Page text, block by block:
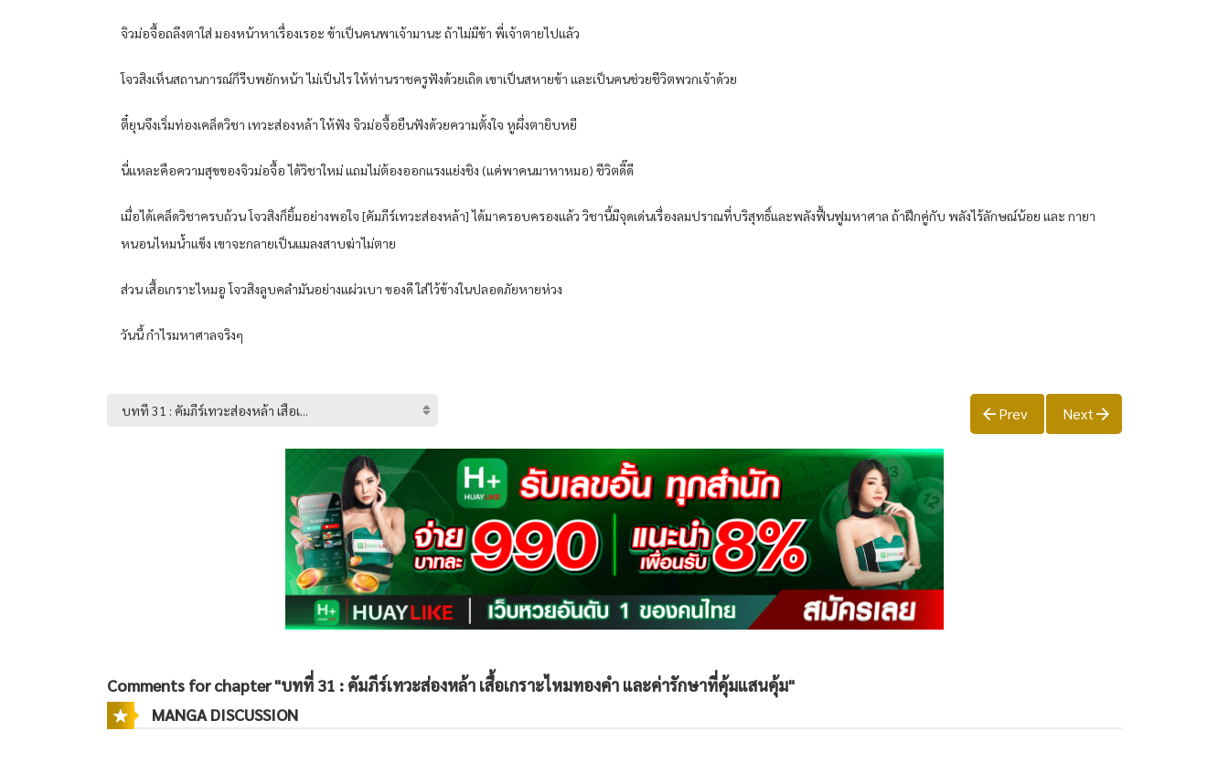
จิว​ม่อจื้อ​ถลึงตา​ใส่ มองหน้า​หาเรื่อง​เรอะ​ ข้า​เป็น​คน​พา​เจ้ามานะ​ ถ้าไม่มีข้า​ พี่​เจ้าตาย​ไปแล้ว​
โจว​สิงเห็น​สถานการณ์​ก็​รีบ​พยักหน้า​ ไม่เป็นไร​ ให้​ท่าน​ราชครู​ฟังด้วย​เถิด​ เขา​เป็น​สหาย​ข้า​ และ​เป็น​คน​ช่วยชีวิต​พวก​เจ้าด้วย​
ตี๋​ยุ​น​จึงเริ่ม​ท่อง​เคล็ด​วิชา​ เท​วะ​ส่อง​หล้า​ ให้​ฟัง จิว​ม่อจื้อ​ยืน​ฟังด้วย​ความตั้งใจ​ หูผึ่ง​ตา​ยิบหยี​
นี่แหละ​คือ​ความสุข​ของ​จิว​ม่อจื้อ​ ได้​วิชา​ใหม่​ แถมไม่ต้อง​ออกแรง​แย่งชิง​ (แค่​พา​คน​มาหา​หมอ​) ชีวิต​ดี๊​ดี​
เมื่อ​ได้​เคล็ด​วิชา​ครบถ้วน​ โจว​สิงก็​ยิ้ม​อย่าง​พอใจ​ [คัมภีร์​เท​วะ​ส่อง​หล้า​] ได้มา​ครอบครอง​แล้ว​ วิชา​นี้​มีจุดเด่น​เรื่อง​ลมปราณ​ที่​บริสุทธิ์​และ​พลัง​ฟื้นฟู​มหาศาล​ ถ้าฝึก​คู่​กับ​ พลัง​ไร้​ลักษณ์​น้อย​ และ​ กา​ยา​
หนอน​ไหม​น้ำแข็ง​ เขา​จะกลายเป็น​แมลงสาบ​ฆ่าไม่ตาย​
ส่วน​ เสื้อเกราะ​ไหม​อู​ โจว​สิงลูบคลำ​มัน​อย่าง​แผ่วเบา​ ของดี​ ใส่ไว้​ข้างใน​ปลอดภัย​หายห่วง​
วันนี้​ กำไร​มหาศาล​จริงๆ​
Prev Next
Comments for chapter "บทที่ 31 : คัมภีร์เทวะส่องหล้า เสื้อเกราะไหมทองคำ และค่ารักษาที่คุ้มแสนคุ้ม"
MANGA DISCUSSION